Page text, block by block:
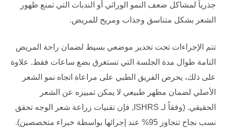
جذرياً لمشاكل ضعف النمو الوراثي أو الندبات التي تمنع ظهور
الشعر بشكل متناسق وجذاب ومريح للمريض.
تتم الإجراءات تحت تخدير موضعي بسيط لضمان راحة المريض
التامة طوال مدة الجلسة التي تستغرق بضع ساعات فقط. علاوة
على ذلك، يحرص الفريق الطبي على مراعاة اتجاه نمو الشعر
الأصلي لضمان مظهر طبيعي لا يمكن تمييزه عن الشعر
الحقيقي. (وفقاً لـ ISHRS , فإن تقنيات زراعة شعر الوجه تحقق
نسب نجاح تتجاوز 95% عند إجرائها بواسطة خبراء متخصصين).